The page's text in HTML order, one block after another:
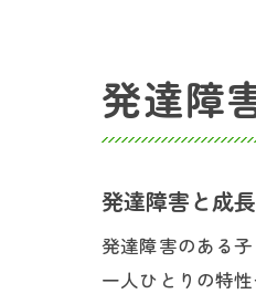
発達障
発達障害と成
発達障害のある
一人ひとりの特